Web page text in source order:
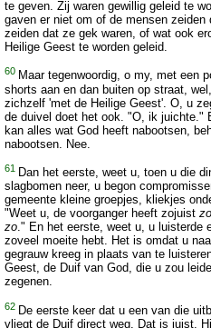
te geven. Zij waren gewillig geleid te
gaven er niet om of de mensen
zeiden dat ze gek waren, of wat ook
Heilige Geest te worden geleid.
60 Maar tegenwoordig, o my, met een
shorts aan en dan buiten op straat,
zichzelf 'met de Heilige Geest'. O, u
de duivel doet het ook. "O, ik juichte."
kan alles wat God heeft nabootsen,
nabootsen. Nee.
61 Dan het eerste, weet u, toen u die
slagbomen neer, u begon
gemeente kleine groepjes, kliekjes
"Weet u, de voorganger heeft zojuist
zo." En het eerste, weet u, u luisterde
zoveel moeite hebt. Het is omdat u
gegrauw kreeg in plaats van te
Geest, de Duif van God, die u zou
zegenen.
62 De eerste keer dat u een van die
vliegt de Duif direct weg. Dat is juist.